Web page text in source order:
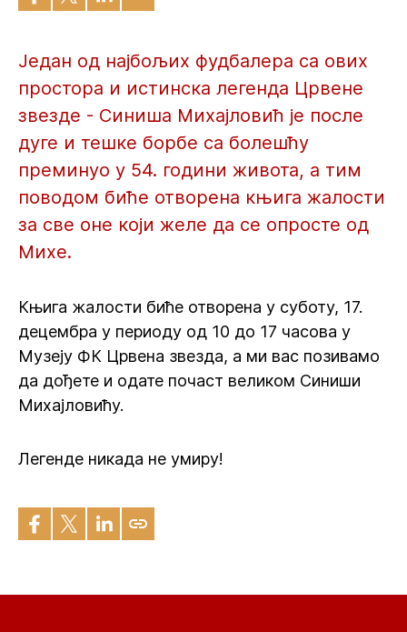
Један од најбољих фудбалера са ових
простора и истинска легенда Црвене
звезде - Синиша Михајловић је после
дуге и тешке борбе са болешћу
преминуо у 54. години живота, а тим
поводом биће отворена књига жалости
за све оне који желе да се опросте од
Михе.
Књига жалости биће отворена у суботу, 17.
децембра у периоду од 10 до 17 часова у
Музеју ФК Црвена звезда, а ми вас позивамо
да дођете и одате почаст великом Синиши
Михајловићу.
Легенде никада не умиру!